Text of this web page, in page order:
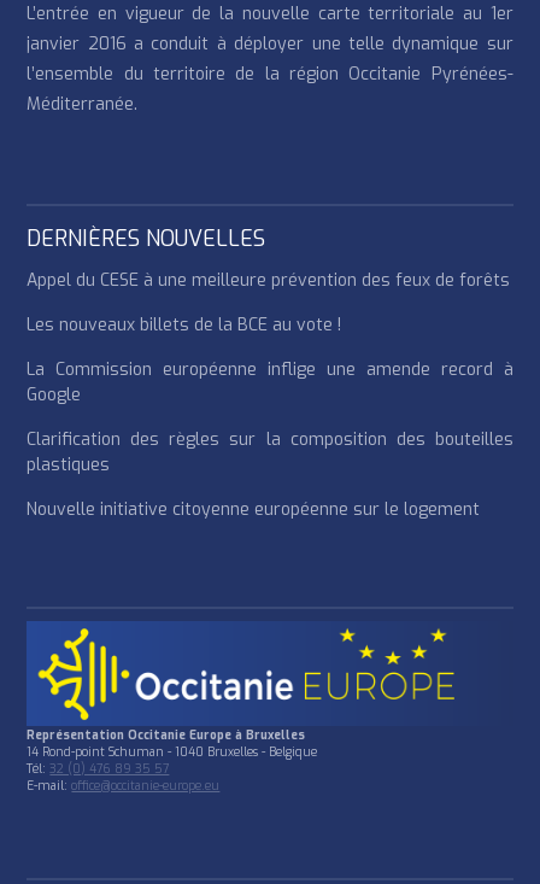
L’entrée en vigueur de la nouvelle carte territoriale au 1er
janvier 2016 a conduit à déployer une telle dynamique sur
l’ensemble du territoire de la région Occitanie Pyrénées-
Méditerranée.
DERNIÈRES NOUVELLES
Appel du CESE à une meilleure prévention des feux de forêts
Les nouveaux billets de la BCE au vote !
La Commission européenne inflige une amende record à
Google
Clarification des règles sur la composition des bouteilles
plastiques
Nouvelle initiative citoyenne européenne sur le logement
Représentation Occitanie Europe à Bruxelles
14 Rond-point Schuman - 1040 Bruxelles - Belgique
Tél:32 (0) 476 89 35 57
E-mail:office@occitanie-europe.eu